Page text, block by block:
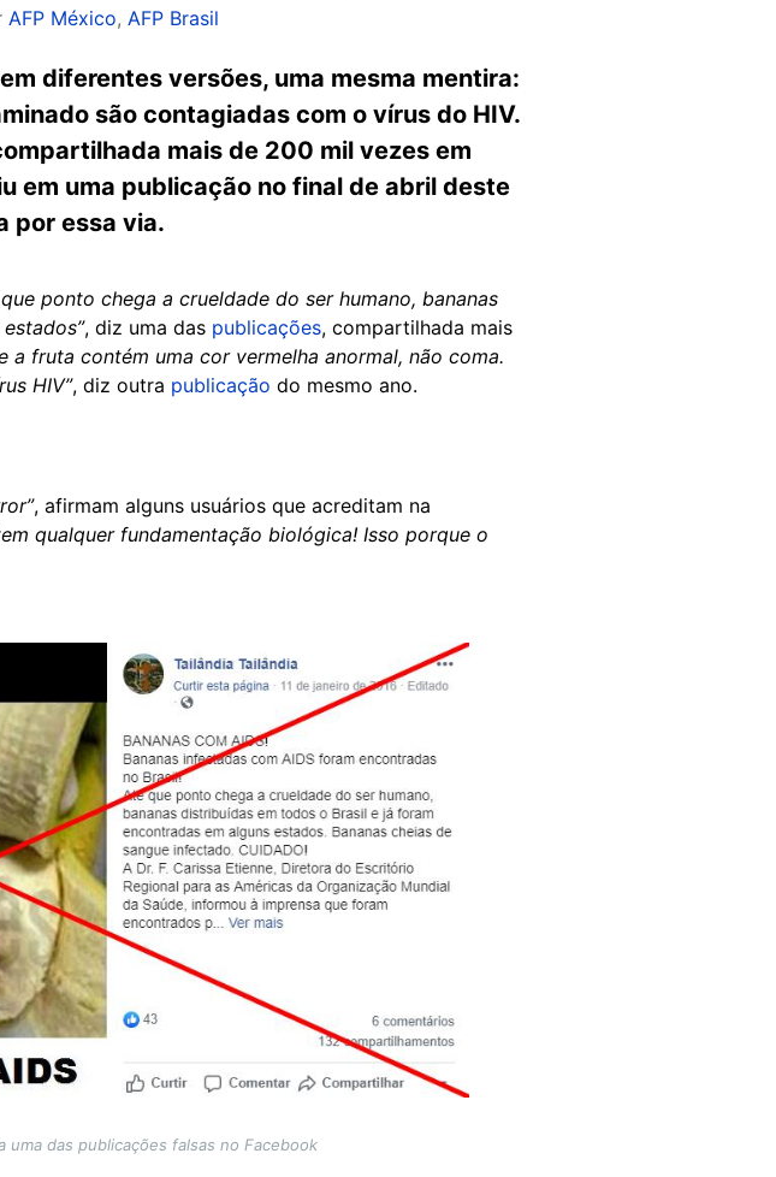
AFP México,AFP Brasil
diferentes versões, uma mesma mentira:
são contagiadas com o vírus do HIV.
mais de 200 mil vezes em
em uma publicação no final de abril deste
por essa via.
ponto chega a crueldade do ser humano, bananas
, diz uma das publicações, compartilhada mais
a fruta contém uma cor vermelha anormal, não coma.
HIV”, diz outra publicação do mesmo ano.
, afirmam alguns usuários que acreditam na
qualquer fundamentação biológica! Isso porque o
uma das publicações falsas no Facebook